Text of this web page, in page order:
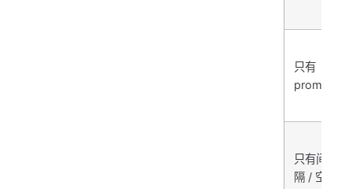
只有
prompt
只有间
隔 / 空